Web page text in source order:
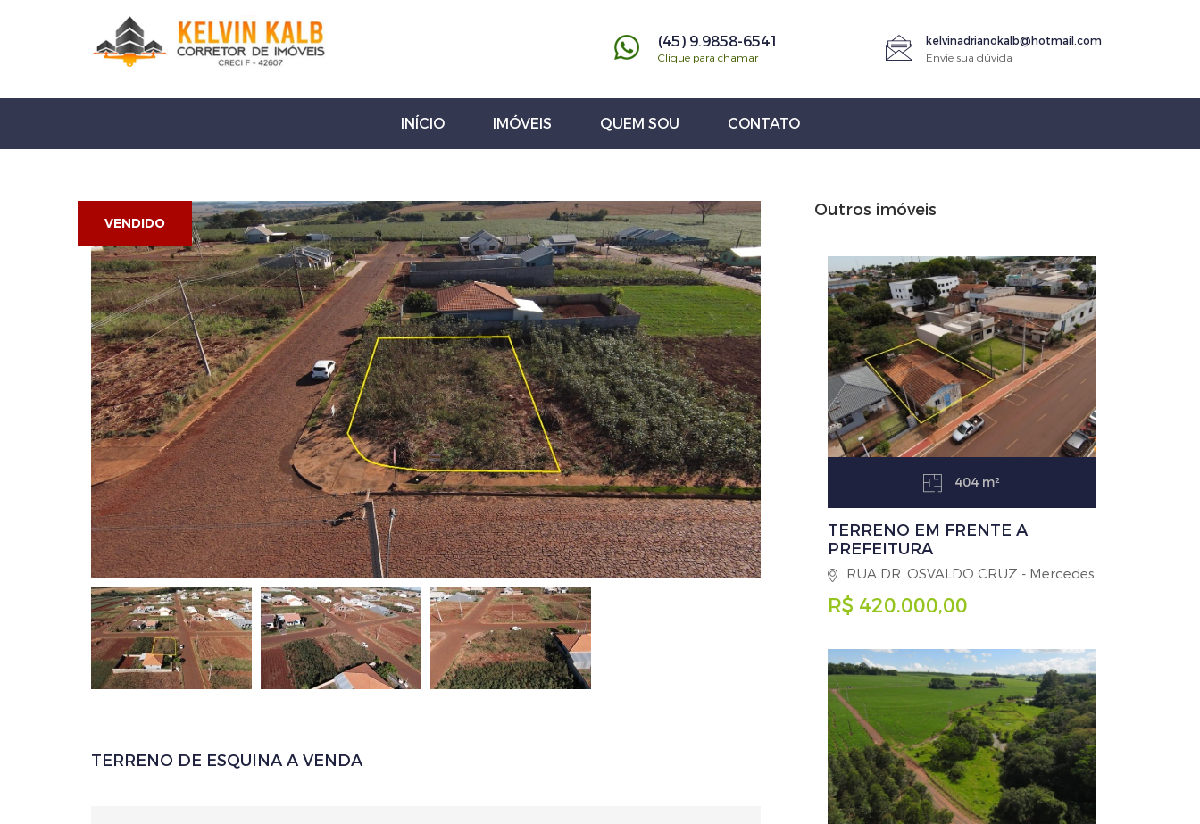
(45) 9.9858-6541
Clique para chamar
kelvinadrianokalb@hotmail.com
Envie sua dúvida
INÍCIO IMÓVEIS QUEM SOU CONTATO
VENDIDO
TERRENO DE ESQUINA A VENDA
Outros imóveis
404 m²
TERRENO EM FRENTE A
PREFEITURA
RUA DR. OSVALDO CRUZ - Mercedes
R$ 420.000,00